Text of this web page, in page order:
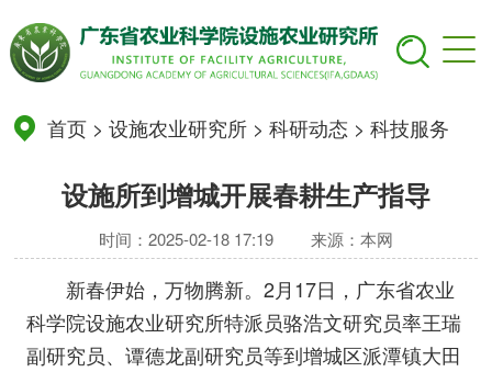
首页 >设施农业研究所 >科研动态 >科技服务
设施所到增城开展春耕生产指导
时间：2025-02-18 17:19 来源：本网
新春伊始，万物腾新。2月17日，广东省农业
科学院设施农业研究所特派员骆浩文研究员率王瑞
副研究员、谭德龙副研究员等到增城区派潭镇大田